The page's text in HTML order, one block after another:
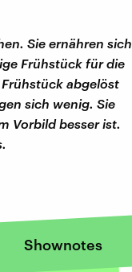
Sie ernähren sich
Frühstück für die
abgelöst
sich wenig. Sie
Vorbild besser ist.
Shownotes